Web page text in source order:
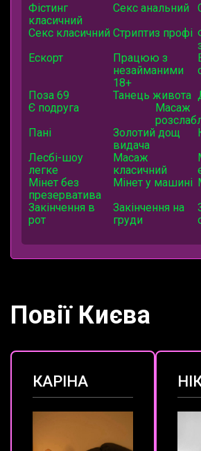
Фістинг
класичний
Секс анальний
Секс класичний Стриптиз профі
Ескорт
Працюю з
незайманими
18+
Поза 69
Танець живота
Є подруга
Масаж
Пані
Золотий дощ
видача
Лесбі-шоу
легке
Масаж
класичний
Мінет без
презерватива
Мінет у машині
Закінчення в
рот
Закінчення на
груди
Повії Києва
КАРІНА